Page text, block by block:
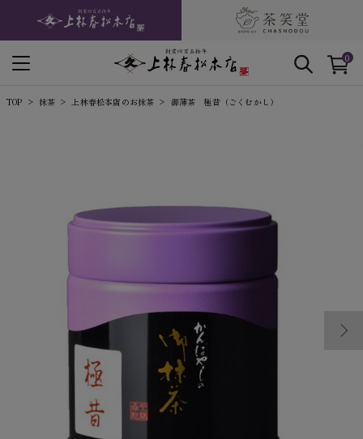
0
TOP 抹茶 上林春松本店のお抹茶 御薄茶 極昔（ごくむかし）